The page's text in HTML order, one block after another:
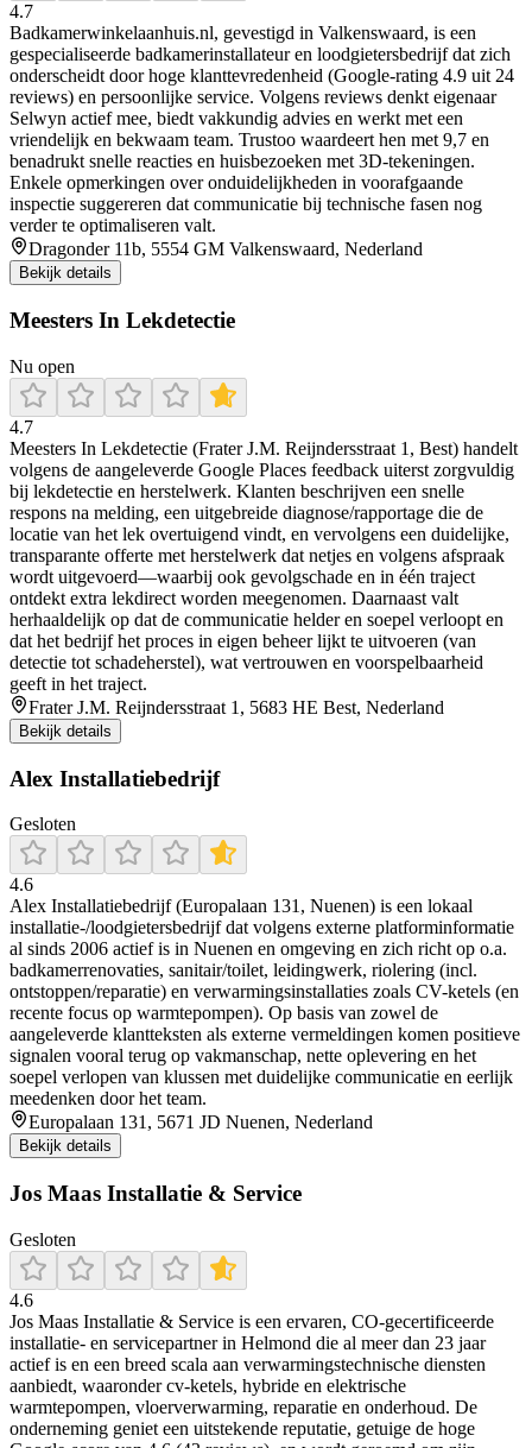
4.7
Badkamerwinkelaanhuis.nl, gevestigd in Valkenswaard, is een
gespecialiseerde badkamerinstallateur en loodgietersbedrijf dat zich
onderscheidt door hoge klanttevredenheid (Google-rating 4.9 uit 24
reviews) en persoonlijke service. Volgens reviews denkt eigenaar
Selwyn actief mee, biedt vakkundig advies en werkt met een
vriendelijk en bekwaam team. Trustoo waardeert hen met 9,7 en
benadrukt snelle reacties en huisbezoeken met 3D-tekeningen.
Enkele opmerkingen over onduidelijkheden in voorafgaande
inspectie suggereren dat communicatie bij technische fasen nog
verder te optimaliseren valt.
Dragonder 11b, 5554 GM Valkenswaard, Nederland
Bekijk details
Meesters In Lekdetectie
Nu open
4.7
Meesters In Lekdetectie (Frater J.M. Reijndersstraat 1, Best) handelt
volgens de aangeleverde Google Places feedback uiterst zorgvuldig
bij lekdetectie en herstelwerk. Klanten beschrijven een snelle
respons na melding, een uitgebreide diagnose/rapportage die de
locatie van het lek overtuigend vindt, en vervolgens een duidelijke,
transparante offerte met herstelwerk dat netjes en volgens afspraak
wordt uitgevoerd—waarbij ook gevolgschade en in één traject
ontdekt extra lekdirect worden meegenomen. Daarnaast valt
herhaaldelijk op dat de communicatie helder en soepel verloopt en
dat het bedrijf het proces in eigen beheer lijkt te uitvoeren (van
detectie tot schadeherstel), wat vertrouwen en voorspelbaarheid
geeft in het traject.
Frater J.M. Reijndersstraat 1, 5683 HE Best, Nederland
Bekijk details
Alex Installatiebedrijf
Gesloten
4.6
Alex Installatiebedrijf (Europalaan 131, Nuenen) is een lokaal
installatie-/loodgietersbedrijf dat volgens externe platforminformatie
al sinds 2006 actief is in Nuenen en omgeving en zich richt op o.a.
badkamerrenovaties, sanitair/toilet, leidingwerk, riolering (incl.
ontstoppen/reparatie) en verwarmingsinstallaties zoals CV-ketels (en
recente focus op warmtepompen). Op basis van zowel de
aangeleverde klantteksten als externe vermeldingen komen positieve
signalen vooral terug op vakmanschap, nette oplevering en het
soepel verlopen van klussen met duidelijke communicatie en eerlijk
meedenken door het team.
Europalaan 131, 5671 JD Nuenen, Nederland
Bekijk details
Jos Maas Installatie & Service
Gesloten
4.6
Jos Maas Installatie & Service is een ervaren, CO‑gecertificeerde
installatie‑ en servicepartner in Helmond die al meer dan 23 jaar
actief is en een breed scala aan verwarmingstechnische diensten
aanbiedt, waaronder cv‑ketels, hybride en elektrische
warmtepompen, vloerverwarming, reparatie en onderhoud. De
onderneming geniet een uitstekende reputatie, getuige de hoge